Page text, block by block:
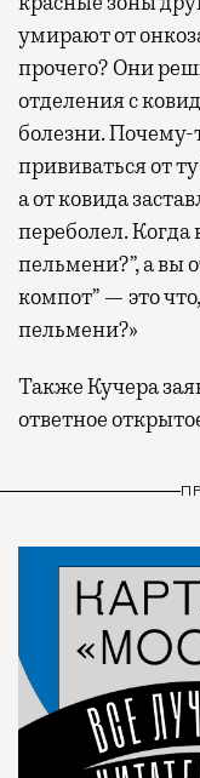
умирают от
прочего? Они
отделения с
болезни. Почему-
прививаться от
а от ковида
переболел. Когда
пельмени?”, а вы
компот” — это
пельмени?»
Также Кучера
ответное